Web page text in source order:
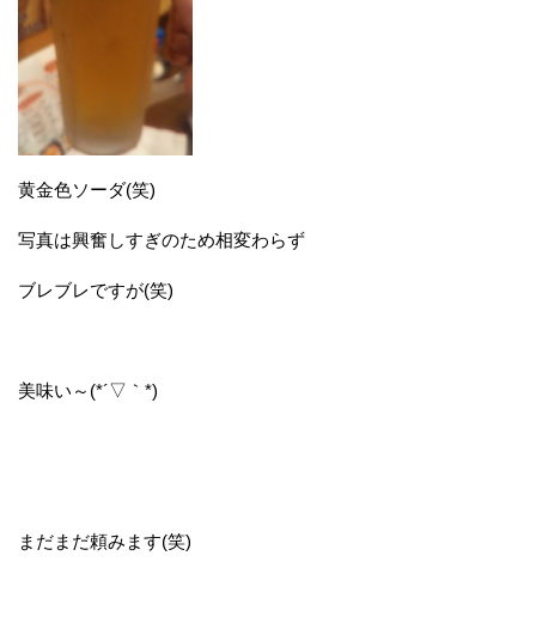
黄金色ソーダ(笑)
写真は興奮しすぎのため相変わらず
ブレブレですが(笑)
美味い～(*´▽｀*)
まだまだ頼みます(笑)